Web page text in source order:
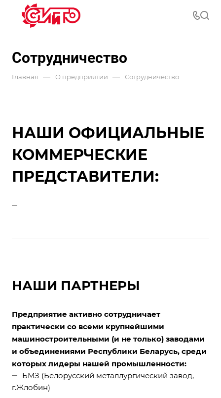
Сотрудничество
Главная — О предприятии — Сотрудничество
НАШИ ОФИЦИАЛЬНЫЕ
КОММЕРЧЕСКИЕ
ПРЕДСТАВИТЕЛИ:
НАШИ ПАРТНЕРЫ
Предприятие активно сотрудничает
практически со всеми крупнейшими
машиностроительными (и не только) заводами
и объединениями Республики Беларусь, среди
которых лидеры нашей промышленности:
БМЗ (Белорусский металлургический завод,
г.Жлобин)